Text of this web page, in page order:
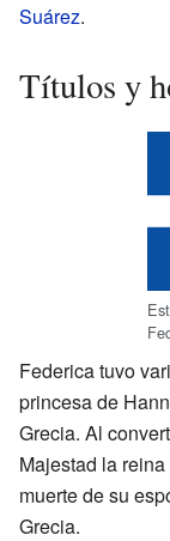
Suárez.
Títulos y
Federica tuvo
princesa de
Grecia. Al
Majestad la
muerte de su
Grecia.